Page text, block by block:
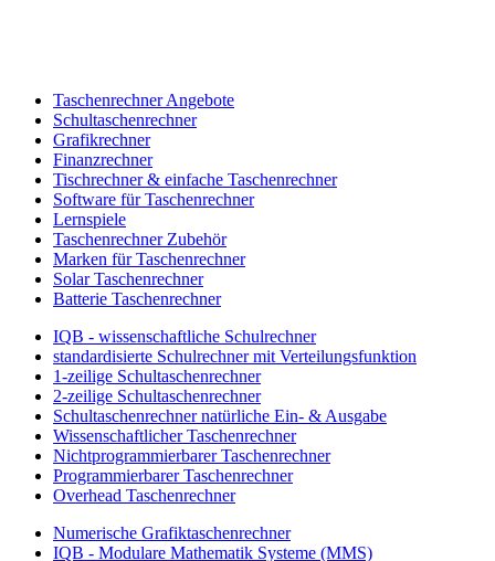
Taschenrechner Angebote
Schultaschenrechner
Grafikrechner
Finanzrechner
Tischrechner & einfache Taschenrechner
Software für Taschenrechner
Lernspiele
Taschenrechner Zubehör
Marken für Taschenrechner
Solar Taschenrechner
Batterie Taschenrechner
IQB - wissenschaftliche Schulrechner
standardisierte Schulrechner mit Verteilungsfunktion
1-zeilige Schultaschenrechner
2-zeilige Schultaschenrechner
Schultaschenrechner natürliche Ein- & Ausgabe
Wissenschaftlicher Taschenrechner
Nichtprogrammierbarer Taschenrechner
Programmierbarer Taschenrechner
Overhead Taschenrechner
Numerische Grafiktaschenrechner
IQB - Modulare Mathematik Systeme (MMS)